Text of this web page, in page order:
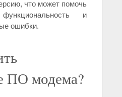
что может помочь
и
ошибки.
ПО модема?